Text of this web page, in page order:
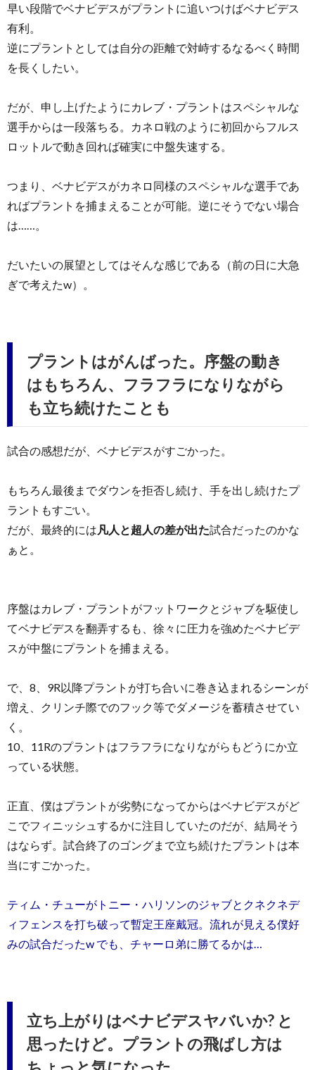
早い段階でベナビデスがプラントに追いつけばベナビデス
有利。
逆にプラントとしては自分の距離で対峙するなるべく時間
を長くしたい。
だが、申し上げたようにカレブ・プラントはスペシャルな
選手からは一段落ちる。カネロ戦のように初回からフルス
ロットルで動き回れば確実に中盤失速する。
つまり、ベナビデスがカネロ同様のスペシャルな選手であ
ればプラントを捕まえることが可能。逆にそうでない場合
は……。
だいたいの展望としてはそんな感じである（前の日に大急
ぎで考えたw）。
プラントはがんばった。序盤の動き
はもちろん、フラフラになりながら
も立ち続けたことも
試合の感想だが、ベナビデスがすごかった。
もちろん最後までダウンを拒否し続け、手を出し続けたプ
ラントもすごい。
だが、最終的には 凡人と超人の差が出た試合だったのかな
ぁと。
序盤はカレブ・プラントがフットワークとジャブを駆使し
てベナビデスを翻弄するも、徐々に圧力を強めたベナビデ
スが中盤にプラントを捕まえる。
で、8、9R以降プラントが打ち合いに巻き込まれるシーンが
増え、クリンチ際でのフック等でダメージを蓄積させてい
く。
10、11Rのプラントはフラフラになりながらもどうにか立
っている状態。
正直、僕はプラントが劣勢になってからはベナビデスがど
こでフィニッシュするかに注目していたのだが、結局そう
はならず。試合終了のゴングまで立ち続けたプラントは本
当にすごかった。
ティム・チューがトニー・ハリソンのジャブとクネクネデ
ィフェンスを打ち破って暫定王座戴冠。流れが見える僕好
みの試合だったw でも、チャーロ弟に勝てるかは…
立ち上がりはベナビデスヤバいか? と
思ったけど。プラントの飛ばし方は